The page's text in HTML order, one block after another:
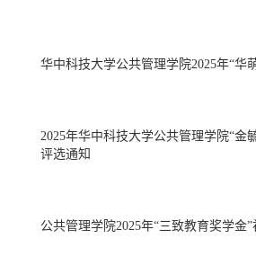
华中科技大学公共管理学院2025年“华
2025年华中科技大学公共管理学院“金
评选通知
公共管理学院2025年“三致教育奖学金